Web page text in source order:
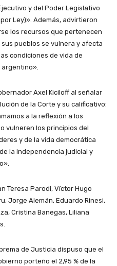
y del Poder Legislativo
Ley)». Además, advirtieron
los recursos que pertenecen
pueblos se vulnera y afecta
condiciones de vida de
Axel Kiciloff al señalar
de la Corte y su calificativo:
a la reflexión a los
vulneren los principios del
y de la vida democrática
la independencia judicial y
Teresa Parodi, Víctor Hugo
Jorge Alemán, Eduardo Rinesi,
Cristina Banegas, Liliana
de Justicia dispuso que el
porteño el 2,95 % de la